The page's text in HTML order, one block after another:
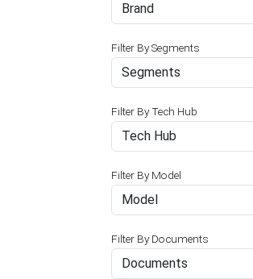
Brand
Filter By Segments
Segments
Filter By Tech Hub
Tech Hub
Filter By Model
Model
Filter By Documents
Documents